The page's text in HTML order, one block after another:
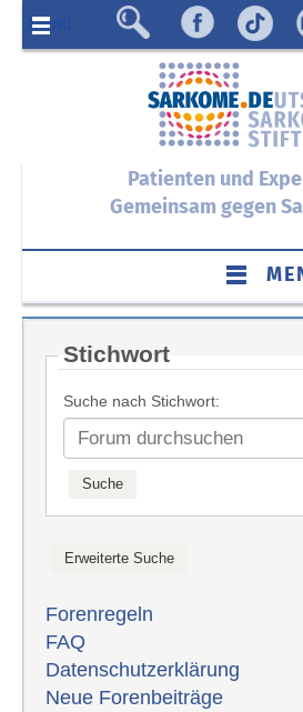
Menü
Patienten und
Gemeinsam gegen
Stichwort
Suche nach Stichwort:
Forenregeln
FAQ
Datenschutzerklärung
Neue Forenbeiträge